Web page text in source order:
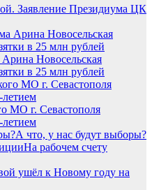
Заявление Президиума ЦК
Новосельская
в 25 млн рублей
МО г. Севастополя
летием
А что, у нас будут выборы?
На рабочем счету